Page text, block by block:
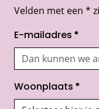
Velden met een *
E-mailadres *
Woonplaats *